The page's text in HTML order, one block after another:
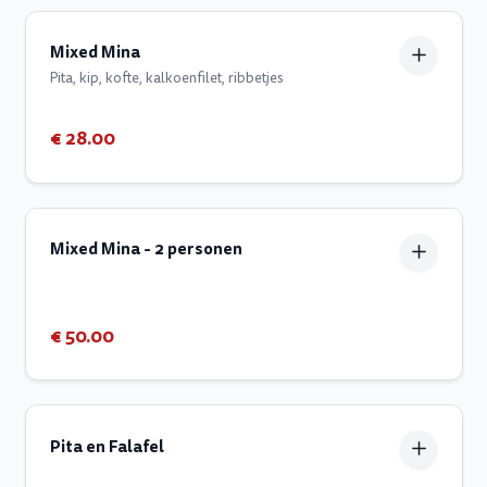
Mixed Mina
Pita, kip, kofte, kalkoenfilet, ribbetjes
€ 28.00
Mixed Mina - 2 personen
€ 50.00
Pita en Falafel